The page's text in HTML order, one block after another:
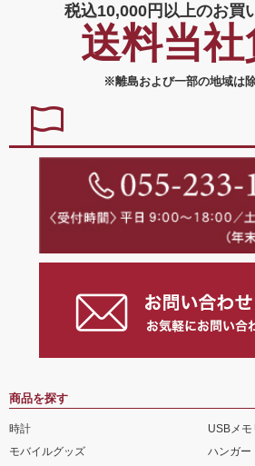
税込10,000円以上のお買
送料当社
※離島および一部の地域は除
商品を探す
時計
USBメモ
モバイルグッズ
ハンガー